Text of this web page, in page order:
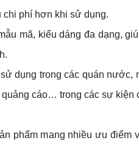
chi phí hơn khi sử dụng.
mã, kiểu dáng đa dạng,
dụng trong các quán nước,
cáo… trong các sự kiện
phẩm mang nhiều ưu điểm